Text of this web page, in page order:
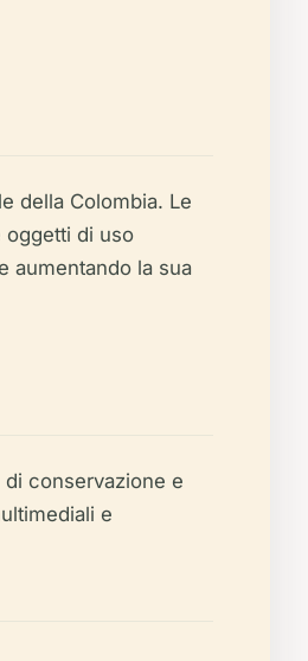
della Colombia. Le
oggetti di uso
aumentando la sua
conservazione e
e